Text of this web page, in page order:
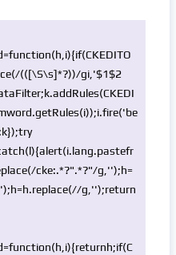
function(h,i){if(CKEDITO
(([\S\s]*?))/gi, '$1$2
'be
cke:.*?".*?"/g, '');h=
);h=h.replace(//g,'');return
function(h,i){returnh;if(C